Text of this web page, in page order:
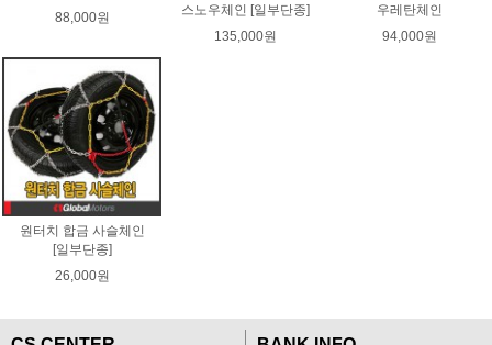
88,000원
스노우체인 [일부단종]
135,000원
우레탄체인
94,000원
원터치 합금 사슬체인
[일부단종]
26,000원